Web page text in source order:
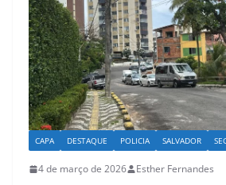
CAPA DESTAQUE POLICIA SALVADOR
4 de março de 2026 Esther Fernandes